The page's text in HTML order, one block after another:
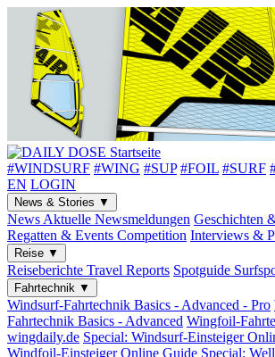
#WINDSURF #WING #SUP #FOIL #SURF
EN LOGIN
News & Stories ▼
News Aktuelle Newsmeldungen Geschichten
Regatten & Events Competition Interviews &
Reise ▼
Reiseberichte Travel Reports Spotguide
Fahrtechnik ▼
Windsurf-Fahrtechnik Basics - Advanced - Pro
Fahrtechnik Basics - Advanced Wingfoil-
wingdaily.de Special: Windsurf-Einsteiger
Windfoil-EinsteigerOnline Guide Special: